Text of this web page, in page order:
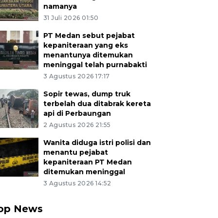
namanya
31 Juli 2026 01:50
PT Medan sebut pejabat
kepaniteraan yang eks
menantunya ditemukan
meninggal telah purnabakti
3 Agustus 2026 17:17
Sopir tewas, dump truk
terbelah dua ditabrak kereta
api di Perbaungan
2 Agustus 2026 21:55
Wanita diduga istri polisi dan
menantu pejabat
kepaniteraan PT Medan
ditemukan meninggal
3 Agustus 2026 14:52
News